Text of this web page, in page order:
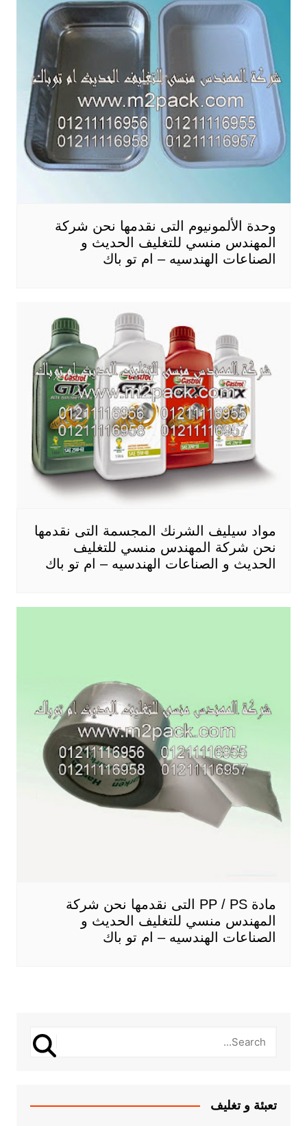
وحدة الألمونيوم التى نقدمها نحن شركة
المهندس منسي للتغليف الحديث و
الصناعات الهندسيه – ام تو باك
مواد سيليف الشرنك المجسمة التى نقدمها
نحن شركة المهندس منسي للتغليف
الحديث و الصناعات الهندسيه – ام تو باك
مادة PP / PS التى نقدمها نحن شركة
المهندس منسي للتغليف الحديث و
الصناعات الهندسيه – ام تو باك
تعبئة و تغليف